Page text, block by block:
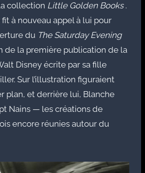
collection Little Golden Books.
fit à nouveau appel à lui pour
du The Saturday Evening
de la première publication de la
Disney écrite par sa fille
Sur l’illustration figuraient
plan, et derrière lui, Blanche
Nains — les créations de
encore réunies autour du